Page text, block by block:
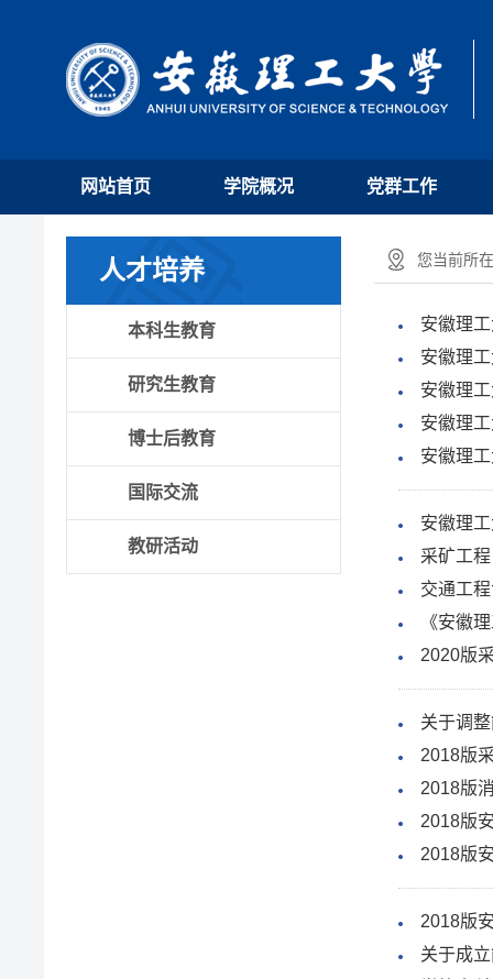
网站首页 学院概况 党群工作
人才培养
本科生教育
研究生教育
博士后教育
国际交流
教研活动
您当前所
安徽理
安徽理
安徽理
安徽理
安徽理
安徽理
采矿工
交通工
《安徽
2020版
关于调
2018版
2018版
2018版
2018版
2018版
关于成